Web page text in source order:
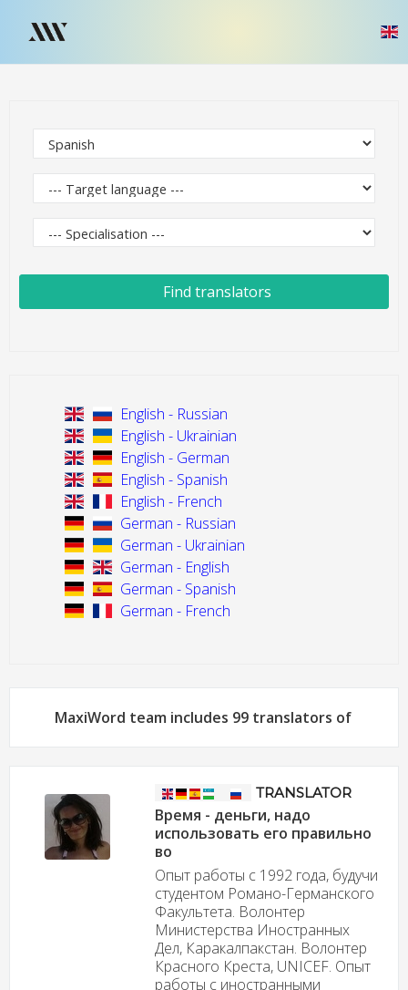
Find translators
English - Russian
English - Ukrainian
English - German
English - Spanish
English - French
German - Russian
German - Ukrainian
German - English
German - Spanish
German - French
MaxiWord team includes 99 translators of
TRANSLATOR
Время - деньги, надо
использовать его правильно
во
Опыт работы с 1992 года, будучи
студентом Романо-Германского
Факультета. Волонтер
Министерства Иностранных
Дел, Каракалпакстан. Волонтер
Красного Креста, UNICEF. Опыт
работы с иностранными